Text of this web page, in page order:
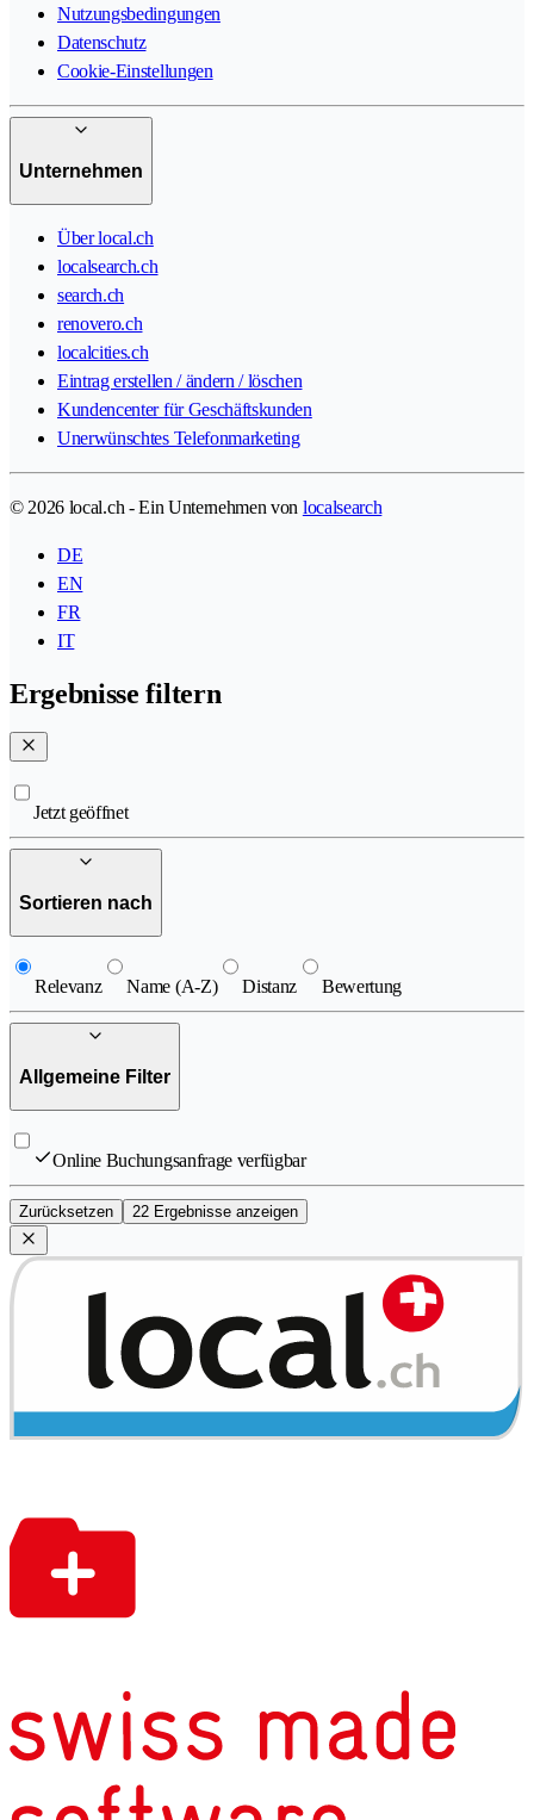
Nutzungsbedingungen
Datenschutz
Cookie-Einstellungen
Unternehmen
Über local.ch
localsearch.ch
search.ch
renovero.ch
localcities.ch
Eintrag erstellen / ändern / löschen
Kundencenter für Geschäftskunden
Unerwünschtes Telefonmarketing
© 2026 local.ch - Ein Unternehmen von localsearch
DE
EN
FR
IT
Ergebnisse filtern
Jetzt geöffnet
Sortieren nach
Relevanz Name (A-Z) Distanz Bewertung
Allgemeine Filter
Online Buchungsanfrage verfügbar
Zurücksetzen 22 Ergebnisse anzeigen